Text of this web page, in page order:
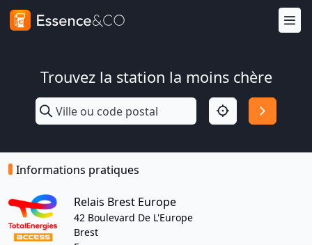
Trouvez la station la moins chère
Informations pratiques
Relais Brest Europe
42 Boulevard De L'Europe
Brest